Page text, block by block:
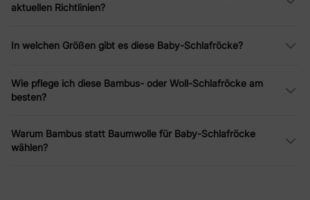
aktuellen Richtlinien?
In welchen Größen gibt es diese Baby-Schlafröcke?
Wie pflege ich diese Bambus- oder Woll-Schlafröcke am
besten?
Warum Bambus statt Baumwolle für Baby-Schlafröcke
wählen?